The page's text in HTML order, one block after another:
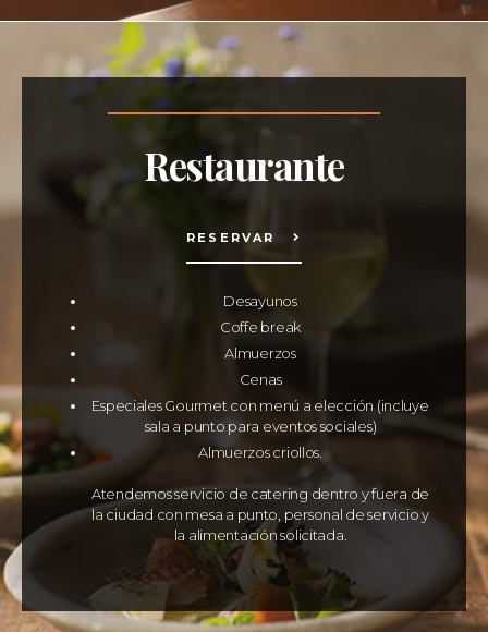
Restaurante
RESERVAR
Desayunos
Coffe break
Almuerzos
Cenas
Especiales Gourmet con menú a elección (incluye
sala a punto para eventos sociales)
Almuerzos criollos.
Atendemos servicio de catering dentro y fuera de
la ciudad con mesa a punto, personal de servicio y
la alimentación solicitada.